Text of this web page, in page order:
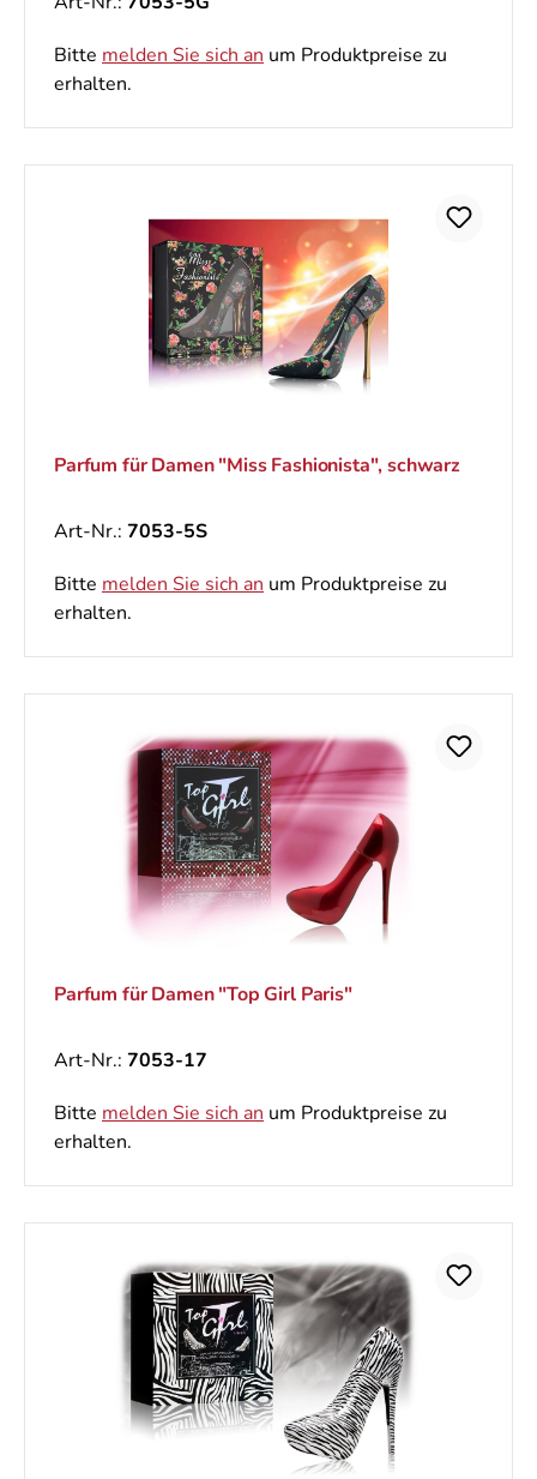
Bitte melden Sie sich an um Produktpreise zu
erhalten.
Parfum für Damen "Miss Fashionista", schwarz
Art-Nr.: 7053-5S
Bitte melden Sie sich an um Produktpreise zu
erhalten.
Parfum für Damen "Top Girl Paris"
Art-Nr.: 7053-17
Bitte melden Sie sich an um Produktpreise zu
erhalten.